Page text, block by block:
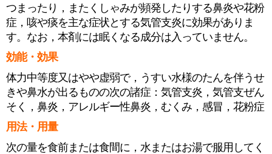
つまったり，またくしゃみが頻発したりする鼻炎や花粉
症，咳や痰を主な症状とする気管支炎に効果がありま
す。なお，本剤には眠くなる成分は入っていません。
効能・効果
体力中等度又はやや虚弱で，うすい水様のたんを伴うせ
きや鼻水が出るものの次の諸症：気管支炎，気管支ぜん
そく，鼻炎，アレルギー性鼻炎，むくみ，感冒，花粉症
用法・用量
次の量を食前または食間に，水またはお湯で服用してく